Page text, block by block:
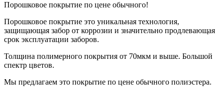
Порошковое покрытие по цене обычного!
Порошковое покрытие это уникальная технология,
защищающая забор от коррозии и значительно продлевающая
срок эксплуатации заборов.
Толщина полимерного покрытия от 70мкм и выше. Большой
спектр цветов.
Мы предлагаем это покрытие по цене обычного полиэстера.